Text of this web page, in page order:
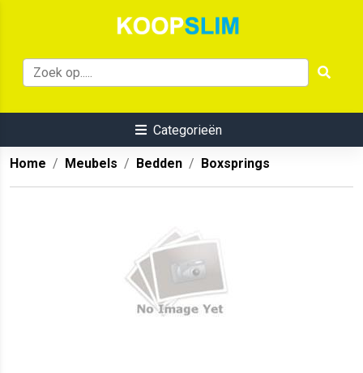
Categorieën
Home Meubels Bedden Boxsprings